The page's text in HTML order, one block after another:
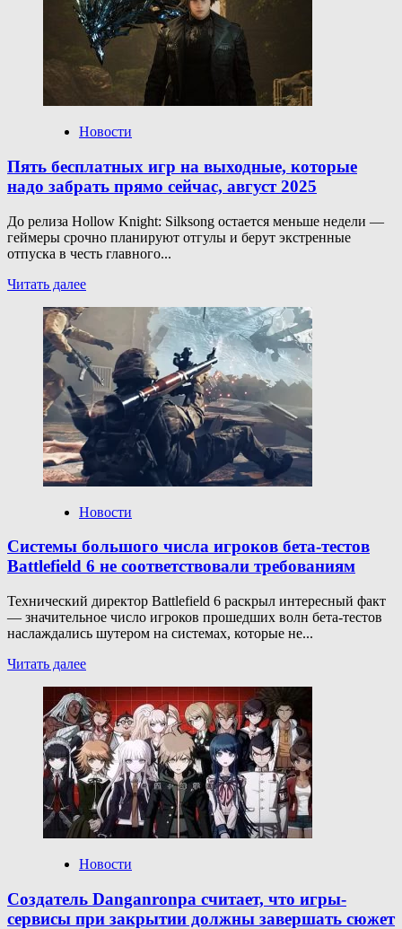
International
2025
(TI14)
по Dota
2: список
участников,
расписание,
Компендиум,
где
стрим
TI2025
Новости
Пять бесплатных игр на выходные, которые
надо забрать прямо сейчас, август 2025
До релиза Hollow Knight: Silksong остается меньше недели —
геймеры срочно планируют отгулы и берут экстренные
отпуска в честь главного...
Читать далееПрочитать
Пять
бесплатных
игр
на выходные,
которые
надо
забрать
прямо
сейчас,
август
Новости
Системы большого числа игроков бета-тестов
Battlefield 6 не соответствовали требованиям
Технический директор Battlefield 6 раскрыл интересный факт
— значительное число игроков прошедших волн бета-тестов
наслаждались шутером на системах, которые не...
Читать далееПрочитать
о
Системы
большого
числа
игроков
бета-
тестов
Battlefield
6 не соответствовали
требованиям
Новости
Создатель Danganronpa считает, что игры-
сервисы при закрытии должны завершать сюжет